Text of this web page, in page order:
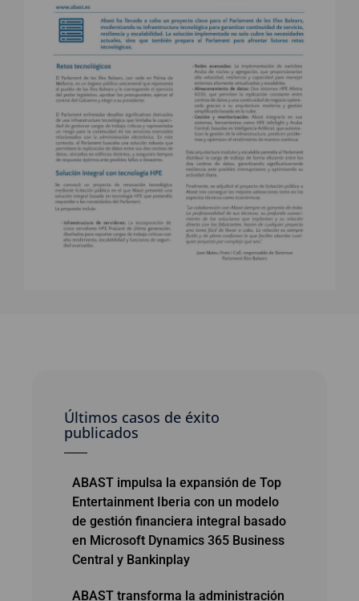
Últimos casos de éxito
publicados
ABAST impulsa la expansión de Top
Entertainment Iberia con un modelo
de gestión financiera integral basado
en Microsoft Dynamics 365 Business
Central y Bankinplay
ABAST transforma la administración